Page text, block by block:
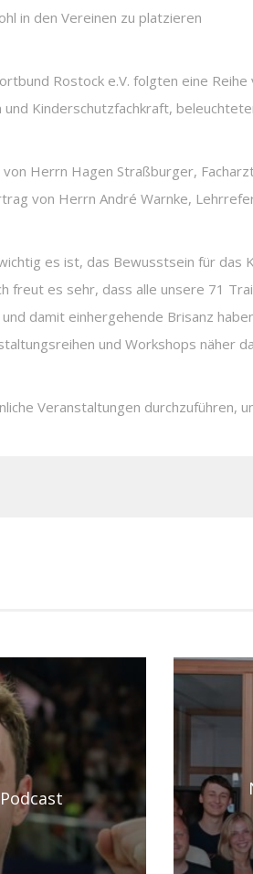
in den Vereinen zu platzieren
Rostock e.V. folgten eine
Kinderschutzfachkraft,
Herrn Hagen Straßburger,
von Herrn André Warnke,
es ist, das Bewusstsein für das
freut es sehr, dass alle unsere 71
damit einhergehende Brisanz
und Workshops näher
Veranstaltungen durchzuführen,